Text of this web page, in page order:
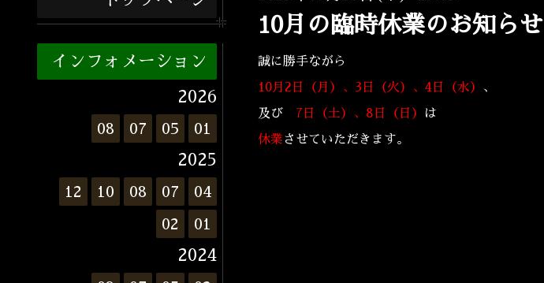
インフォメーション
2026
08 07 05 01
2025
12 10 08 07 04
02 01
2024
10月の臨時休業のお知らせ
誠に勝手ながら
10月2日（月）、3日（火）、4日（水） 、
及び 7日（土）、8日（日） は
休業させていただきます。